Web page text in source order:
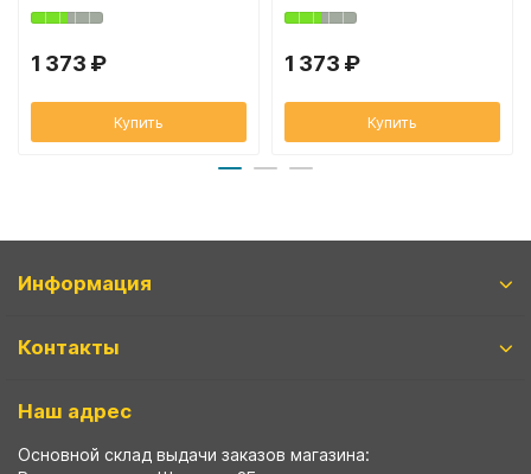
1 373 ₽
Купить
1 373 ₽
Купить
Информация
Контакты
Наш адрес
Основной склад выдачи заказов магазина: